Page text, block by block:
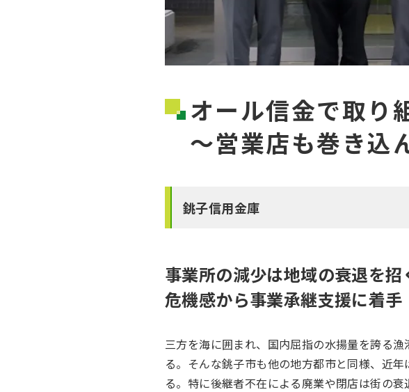
オール信金で取り
～営業店も巻き込
銚子信用金庫
事業所の減少は地域の衰退を招
危機感から事業承継支援に着手
三方を海に囲まれ、国内屈指の水揚量を誇る
る。そんな銚子市も他の地方都市と同様、近
る。特に後継者不在による廃業や閉店は街の